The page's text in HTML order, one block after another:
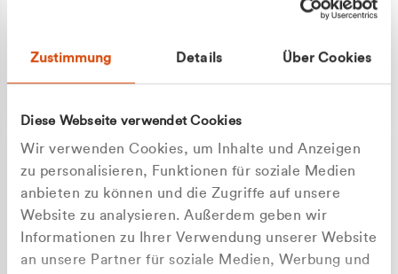
Zustimmung Details Über Cookies
Diese Webseite verwendet Cookies
Wir verwenden Cookies, um Inhalte und Anzeigen
zu personalisieren, Funktionen für soziale Medien
anbieten zu können und die Zugriffe auf unsere
Website zu analysieren. Außerdem geben wir
Informationen zu Ihrer Verwendung unserer Website
an unsere Partner für soziale Medien, Werbung und
+49 177 8376058